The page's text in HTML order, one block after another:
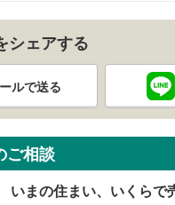
シェアする
ルで送る
ご相談
いまの住まい、いくらで